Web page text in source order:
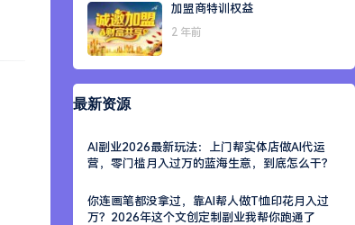
加盟商特训权益
2 年前
最新资源
AI副业2026最新玩法：上门帮实体店做AI代运
营，零门槛月入过万的蓝海生意，到底怎么干？
你连画笔都没拿过，靠AI帮人做T恤印花月入过
万？2026年这个文创定制副业我帮你跑通了